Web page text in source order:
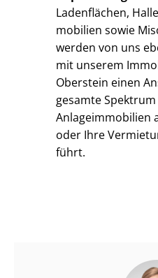
Ladenflächen,
mo­bi­li­en sowie
werden von uns
mit unserem
Oberstein einen
gesamte
An­la­ge­im­mo­bi­li­en
oder Ihre
führt.